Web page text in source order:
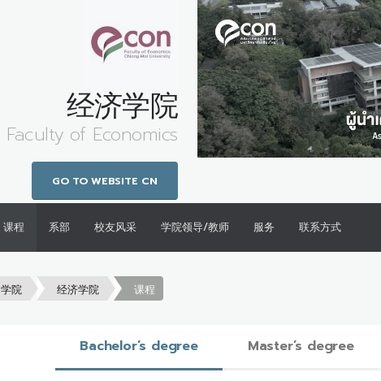
经济学院
Faculty of Economics
GO TO WEBSITE CN
课程 系部 校友风采 学院领导/教师 服务 联系方式
学院 经济学院 课程
Bachelor’s degree Master’s degree